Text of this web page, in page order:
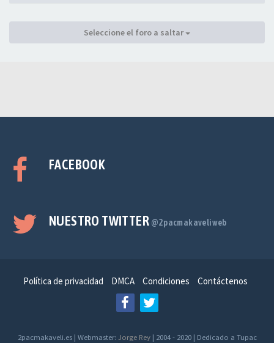
Seleccione el foro a saltar
FACEBOOK
NUESTRO TWITTER @2pacmakaveliweb
Política de privacidad DMCA Condiciones Contáctenos
2pacmakaveli.es | Webmaster: Jorge Rey| 2004 - 2020 | Dedicado a Tupac